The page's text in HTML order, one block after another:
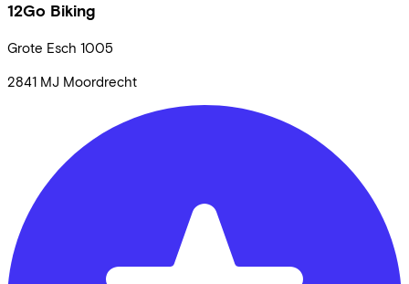
12Go Biking
Grote Esch 1005
2841 MJ Moordrecht